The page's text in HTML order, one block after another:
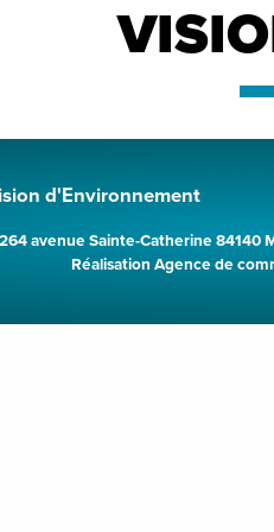
d'Environnement
avenue Sainte-Catherine 84140
Réalisation Agence de